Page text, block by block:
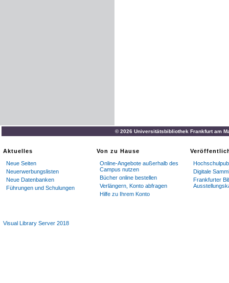
© 2026 Universitätsbibliothek Frankfurt am
Aktuelles
Neue Seiten
Neuerwerbungslisten
Neue Datenbanken
Führungen und Schulungen
Von zu Hause
Online-Angebote außerhalb des
Campus nutzen
Bücher online bestellen
Verlängern, Konto abfragen
Hilfe zu Ihrem Konto
Digitale
Frankfurter
Visual Library Server 2018